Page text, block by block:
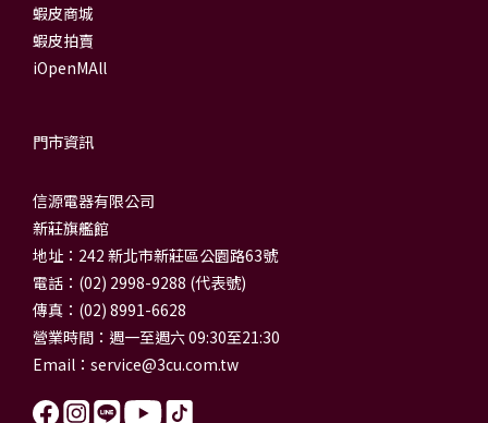
蝦皮商城
蝦皮拍賣
iOpenMAll
門市資訊
信源電器有限公司
新莊旗艦館
地址：242 新北市新莊區公園路63號
電話：(02) 2998-9288 (代表號)
傳真：(02) 8991-6628
營業時間：週一至週六 09:30至21:30
Email： service@3cu.com.tw